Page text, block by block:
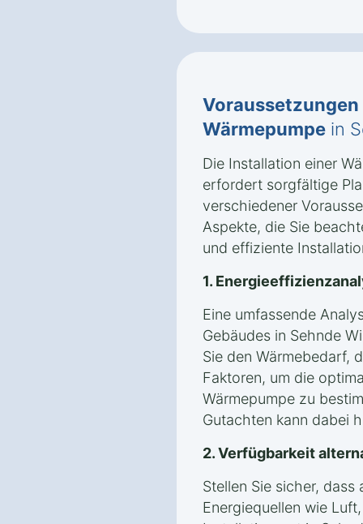
Voraussetzungen
Wärmepumpe in
Die Installation einer
erfordert sorgfältige
verschiedener
Aspekte, die Sie
und effiziente
1.
Eine umfassende
Gebäudes in Sehnde
Sie den Wärmebedarf,
Faktoren, um die
Wärmepumpe zu
Gutachten kann dabei
2. Verfügbarkeit
Stellen Sie sicher, dass
Energiequellen wie